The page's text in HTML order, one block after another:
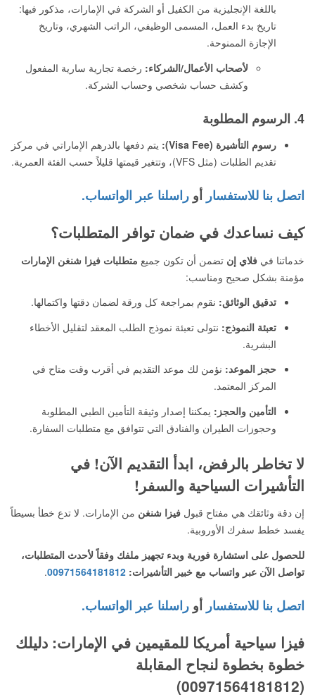
باللغة الإنجليزية من الكفيل أو الشركة في الإمارات، مذكور فيها:
تاريخ بدء العمل، المسمى الوظيفي، الراتب الشهري، وتاريخ
الإجازة الممنوحة.
لأصحاب الأعمال/الشركاء: رخصة تجارية سارية المفعول
وكشف حساب شخصي وحساب الشركة.
4. الرسوم المطلوبة
رسوم التأشيرة (Visa Fee):
يتم دفعها بالدرهم الإماراتي في مركز
تقديم الطلبات (مثل VFS)، وتتغير قيمتها قليلاً حسب الفئة العمرية.
اتصل بنا للاستفسار أو راسلنا عبر الواتساب.
كيف نساعدك في ضمان توافر المتطلبات؟
خدماتنا في فلاي إن تضمن أن تكون جميع متطلبات فيزا شنغن الإمارات
مؤمنة بشكل صحيح ومناسب:
تدقيق الوثائق: نقوم بمراجعة كل ورقة لضمان دقتها واكتمالها.
تعبئة النموذج: نتولى تعبئة نموذج الطلب المعقد لتقليل الأخطاء
البشرية.
حجز الموعد: نؤمن لك موعد التقديم في أقرب وقت متاح في
المركز المعتمد.
التأمين والحجز: يمكننا إصدار وثيقة التأمين الطبي المطلوبة
وحجوزات الطيران والفنادق التي تتوافق مع متطلبات السفارة.
لا تخاطر بالرفض، ابدأ التقديم الآن! في
التأشيرات السياحية والسفر!
إن دقة وثائقك هي مفتاح قبول فيزا شنغن من الإمارات. لا تدع خطأ بسيطاً
يفسد خطط سفرك الأوروبية.
للحصول على استشارة فورية وبدء تجهيز ملفك وفقاً لأحدث المتطلبات،
تواصل الآن عبر واتساب مع خبير التأشيرات: 00971564181812
.
اتصل بنا للاستفسار أو راسلنا عبر الواتساب.
فيزا سياحية أمريكا للمقيمين في الإمارات: دليلك
خطوة بخطوة لنجاح المقابلة
(00971564181812)